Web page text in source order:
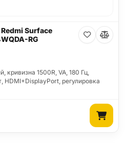
Surface
RG
кривизна 1500R, VA, 180 Гц,
HDMI+DisplayPort, регулировка